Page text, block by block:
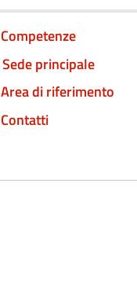
Competenze
Sede principale
Area di riferimento
Contatti